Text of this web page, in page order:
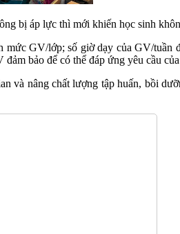
bị áp lực thì mới khiến học sinh
GV/lớp; số giờ dạy của GV/
bảo để có thể đáp ứng yêu cầu
và nâng chất lượng tập huấn, bồi